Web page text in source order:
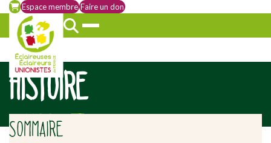
Espace membre Faire un don
HISTOIRE
SOMMAIRE